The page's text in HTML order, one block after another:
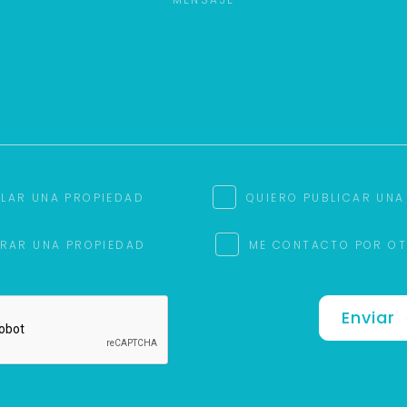
UNA PROPIEDAD QUIERO PUBLICAR
UNA PROPIEDAD ME CONTACTO POR
Enviar